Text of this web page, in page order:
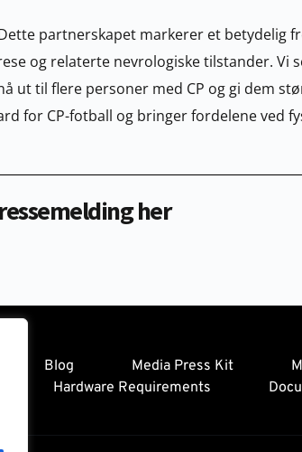
partnerskapet markerer et betydelig
og relaterte nevrologiske tilstander. Vi
ut til flere personer med CP og gi dem
for CP-fotball og bringer fordelene ved
her
Blog Media Press Kit
Hardware Requirements